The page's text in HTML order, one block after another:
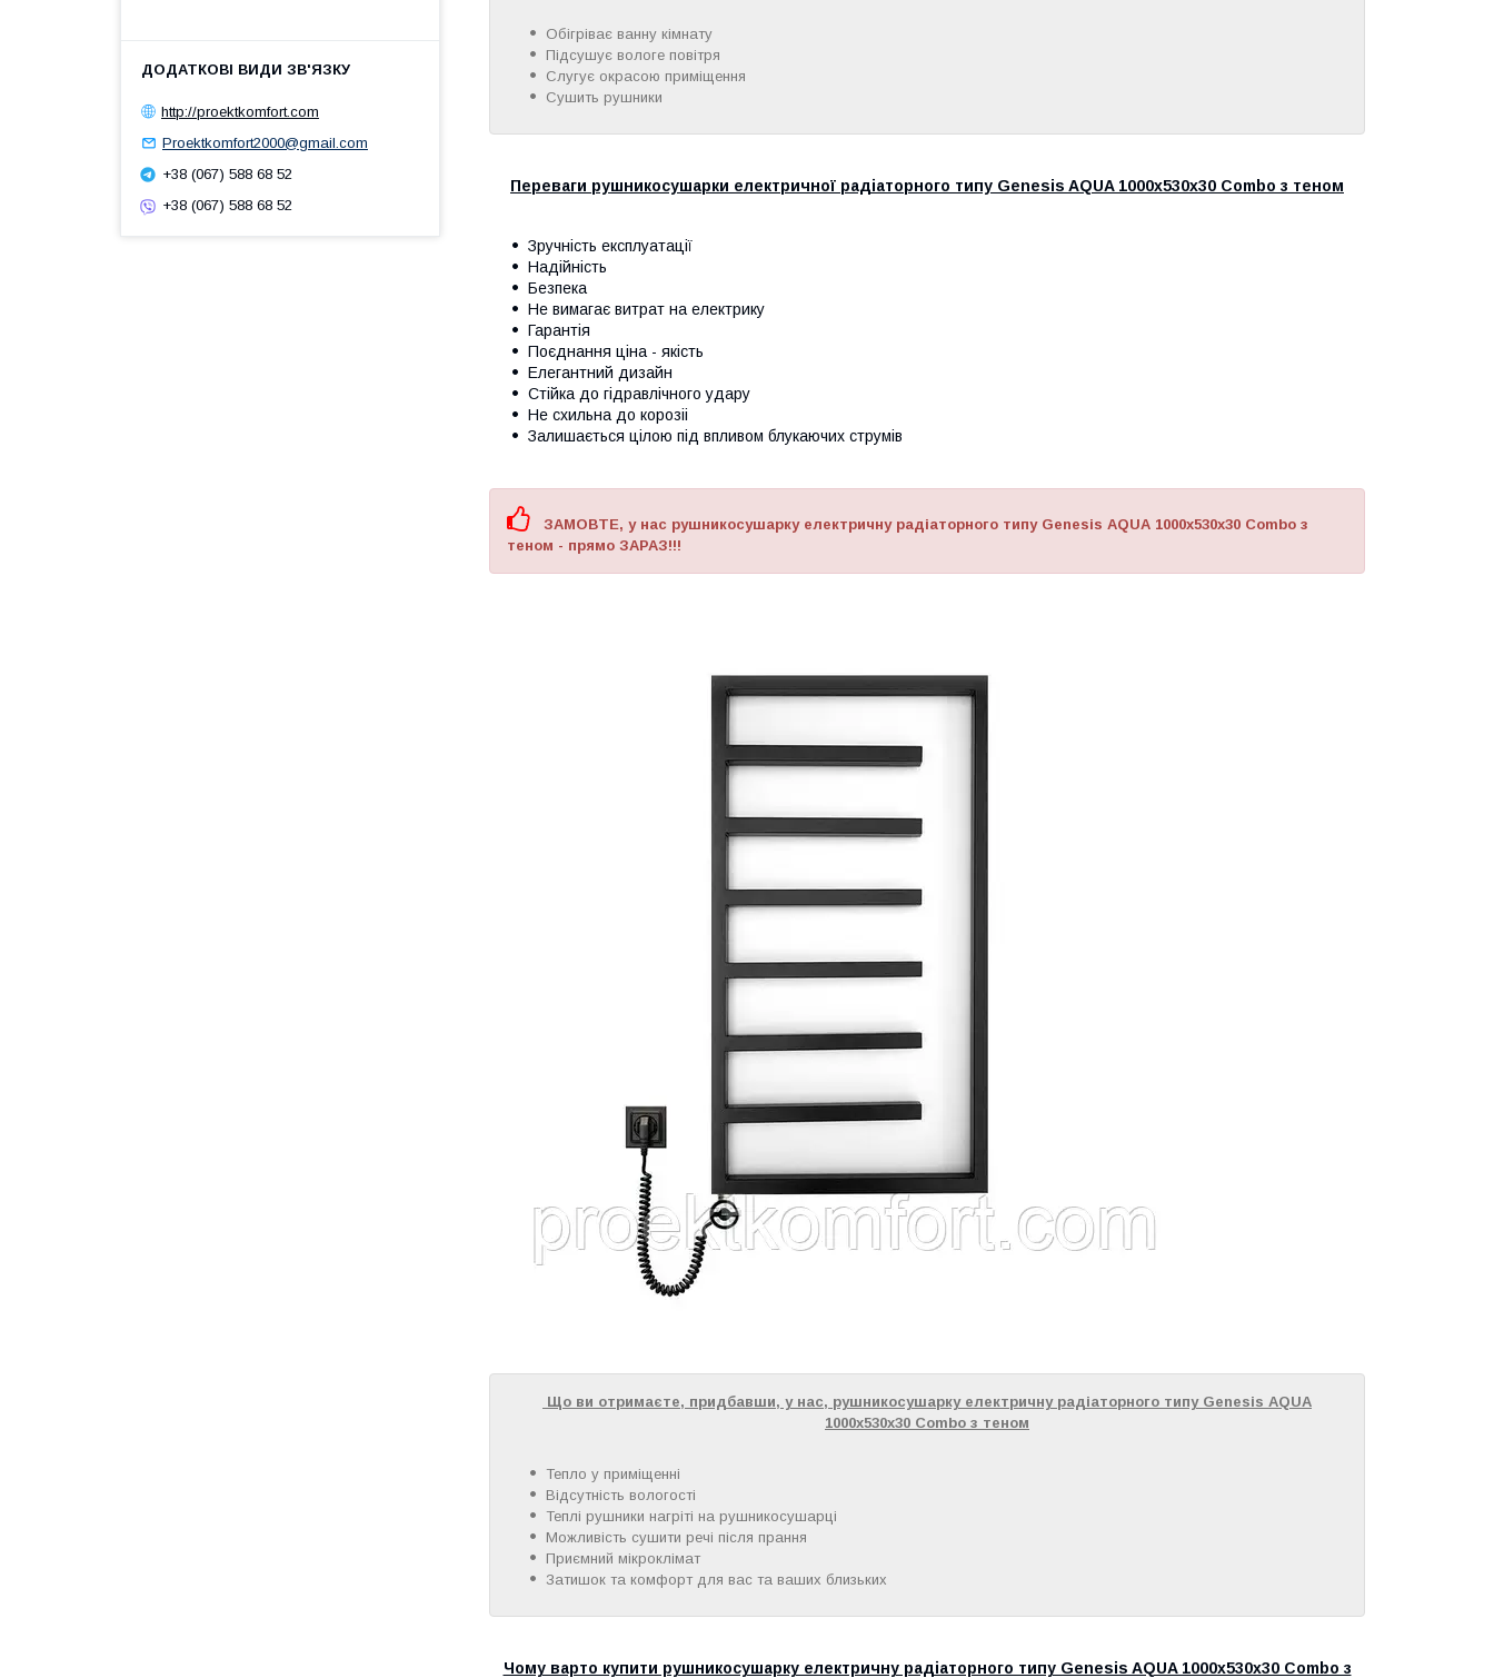
Обігріває ванну кімнату
Підсушує вологе повітря
Слугує окрасою приміщення
Сушить рушники
Переваги рушникосушарки електричної радіаторного типу Genesis AQUA 1000х530x30 Combo з теном
Зручність експлуатації
Надійність
Безпека
Не вимагає витрат на електрику
Гарантія
Поєднання ціна - якість
Елегантний дизайн
Стійка до гідравлічного удару
Не схильна до корозіі
Залишається цілою під впливом блукаючих струмів
ЗАМОВТЕ, у нас рушникосушарку електричну радіаторного типу Genesis AQUA 1000х530x30 Combo з
теном - прямо ЗАРАЗ!!!
Що ви отримаєте, придбавши, у нас, рушникосушарку електричну радіаторного типу Genesis AQUA
1000х530x30 Combo з теном
Тепло у приміщенні
Відсутність вологості
Теплі рушники нагріті на рушникосушарці
Можливість сушити речі після прання
Приємний мікроклімат
Затишок та комфорт для вас та ваших близьких
Чому варто купити рушникосушарку електричну радіаторного типу Genesis AQUA 1000х530x30 Combo з
http://proektkomfort.com
Proektkomfort2000@gmail.com
+38 (067) 588 68 52
+38 (067) 588 68 52